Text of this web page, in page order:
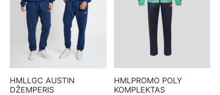
HMLLGC AUSTIN
DŽEMPERIS
HMLPROMO POLY
KOMPLEKTAS